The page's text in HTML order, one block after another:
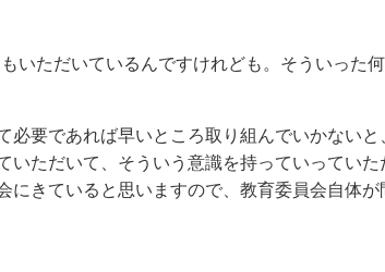
いただいているんですけれども。そういった
必要であれば早いところ取り組んでいかない
ただいて、そういう意識を持っていってい
きていると思いますので、教育委員会自体